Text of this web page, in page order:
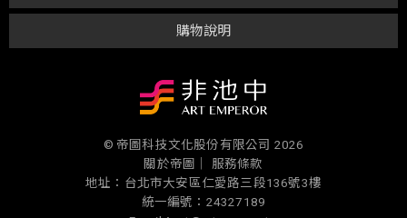
購物說明
© 帝圖科技文化股份有限公司 2026
關於帝圖｜
服務條款
地址：台北市大安區仁愛路三段136號3樓
統一編號：24327189